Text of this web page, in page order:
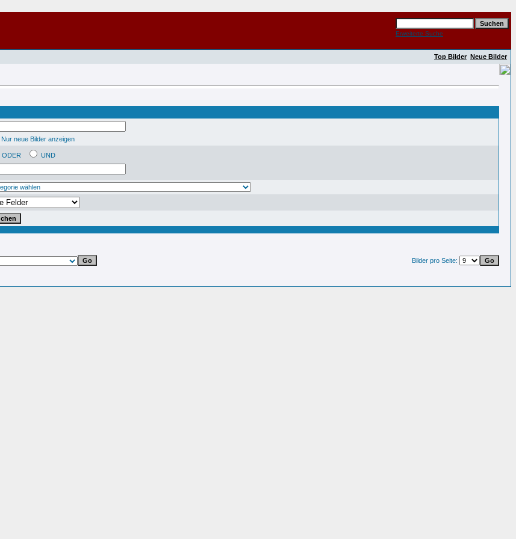
Erweiterte Suche
Top Bilder Neue Bilder
Nur neue Bilder anzeigen
ODER
UND
Bilder pro Seite: